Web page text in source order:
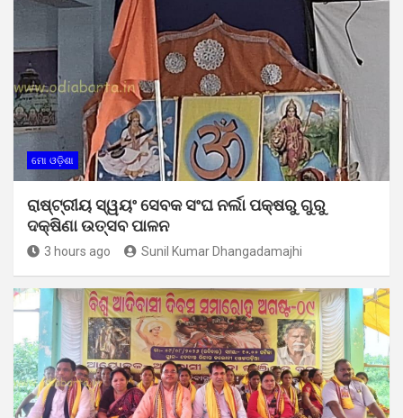
ମୋ ଓଡ଼ିଶା
ରାଷ୍ଟ୍ରୀୟ ସ୍ୱୟଂ ସେବକ ସଂଘ ନର୍ଲା ପକ୍ଷରୁ ଗୁରୁ
ଦକ୍ଷିଣା ଉତ୍ସବ ପାଳନ
3 hours ago Sunil Kumar Dhangadamajhi